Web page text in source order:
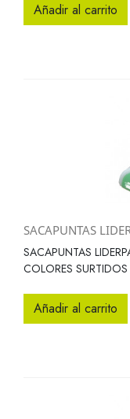
Añadir al carrito
SACAPUNTAS
SACAPUNTAS
COLORES SURTIDOS
Añadir al carrito